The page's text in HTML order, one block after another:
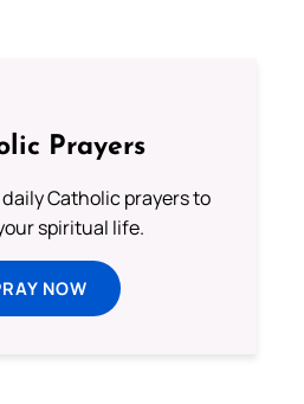
Prayers
Catholic prayers to
spiritual life.
NOW